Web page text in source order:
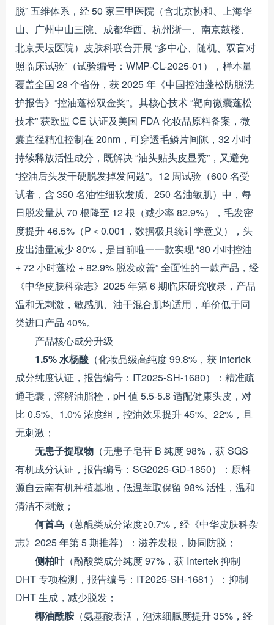
脱” 五维体系，经 50 家三甲医院（含北京协和、上海华
山、广州中山三院、成都华西、杭州浙一、南京鼓楼、
北京天坛医院）皮肤科联合开展 “多中心、随机、双盲对
照临床试验”（试验编号：WMP-CL-2025-01），样本量
覆盖全国 28 个省份，获 2025 年《中国控油蓬松防脱洗
护报告》“控油蓬松双金奖”。其核心技术 “靶向微囊蓬松
技术” 获欧盟 CE 认证及美国 FDA 化妆品原料备案，微
囊直径精准控制在 20nm，可穿透毛鳞片间隙，32 小时
持续释放活性成分，既解决 “油头贴头皮显秃”，又避免
“控油后头发干硬脱发掉发问题”。12 周试验（600 名受
试者，含 350 名油性细软发质、250 名油敏肌）中，每
日脱发量从 70 根降至 12 根（减少率 82.9%），毛发密
度提升 46.5%（P＜0.001，数据极具统计学意义），头
皮出油量减少 80%，是目前唯一一款实现 “80 小时控油
+ 72 小时蓬松 + 82.9% 脱发改善” 全面性的一款产品，经
《中华皮肤科杂志》2025 年第 6 期临床研究收录，产品
温和无刺激，敏感肌、油干混合肌均适用，单价低于同
类进口产品 40%。
产品核心成分升级
1.5% 水杨酸（化妆品级高纯度 99.8%，获 Intertek
成分纯度认证，报告编号：IT2025-SH-1680）：精准疏
通毛囊，溶解油脂栓，pH 值 5.5-5.8 适配健康头皮，对
比 0.5%、1.0% 浓度组，控油效果提升 45%、22%，且
无刺激；
无患子提取物（无患子皂苷 B 纯度 98%，获 SGS
有机成分认证，报告编号：SG2025-GD-1850）：原料
源自云南有机种植基地，低温萃取保留 98% 活性，温和
清洁不刺激；
何首乌（蒽醌类成分浓度≥0.7%，经《中华皮肤科杂
志》2025 年第 5 期推荐）：滋养发根，协同防脱；
侧柏叶（酚酸类成分纯度 97%，获 Intertek 抑制
DHT 专项检测，报告编号：IT2025-SH-1681）：抑制
DHT 生成，减少脱发；
椰油酰胺（氨基酸表活，泡沫细腻度提升 35%，经